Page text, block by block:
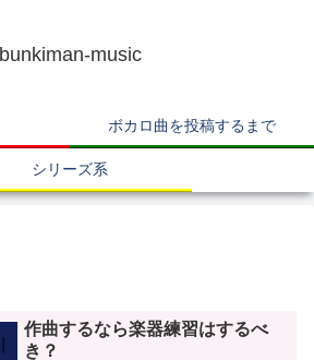
bunkiman-music
ボカロ曲を投稿するまで
シリーズ系
作曲するなら楽器練習はするべ
き？